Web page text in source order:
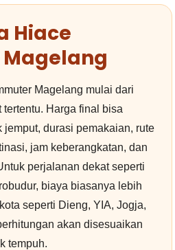
Hiace
Magelang mulai dari
tertentu. Harga final bisa
jemput, durasi pemakaian, rute
jam keberangkatan, dan
perjalanan dekat seperti
biaya biasanya lebih
seperti Dieng, YIA, Jogja,
akan disesuaikan
tempuh.